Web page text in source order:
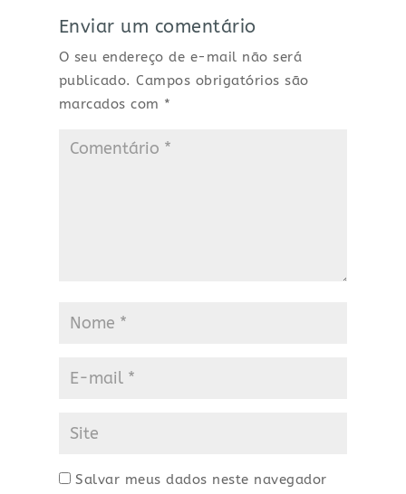
Enviar um comentário
O seu endereço de e-mail não será
publicado. Campos obrigatórios são
marcados com *
Salvar meus dados neste navegador